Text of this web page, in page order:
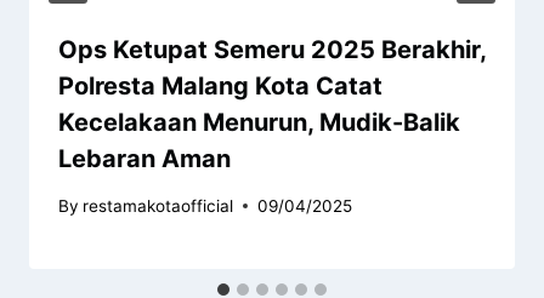
Ops Ketupat Semeru 2025 Berakhir,
Polresta Malang Kota Catat
Kecelakaan Menurun, Mudik-Balik
Lebaran Aman
By restamakotaofficial 09/04/2025